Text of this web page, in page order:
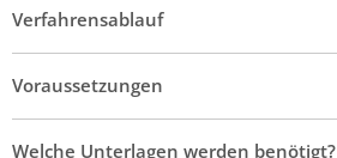
Verfahrensablauf
Voraussetzungen
Welche Unterlagen werden benötigt?